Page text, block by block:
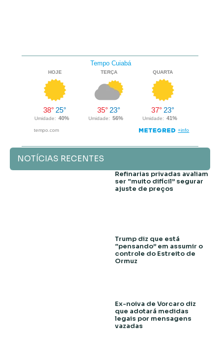
NOTÍCIAS RECENTES
Refinarias privadas avaliam
ser “muito difícil” segurar
ajuste de preços
Trump diz que está
“pensando” em assumir o
controle do Estreito de
Ormuz
Ex-noiva de Vorcaro diz
que adotará medidas
legais por mensagens
vazadas